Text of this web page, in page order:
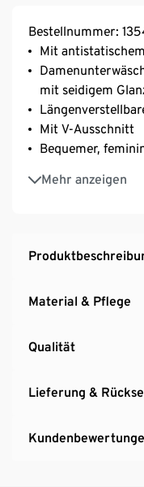
Bestellnummer:
Mit
mit seidigem
Mit V-Ausschnitt
Bequemer,
Mehr anzeigen
Mit Elasthan:
Tragekomfort
Material & Pflege
Qualität
Lieferung &